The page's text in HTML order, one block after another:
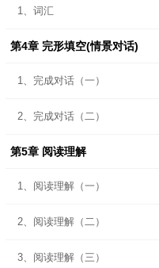
1、词汇
第4章 完形填空(情景对话)
1、完成对话（一）
2、完成对话（二）
第5章 阅读理解
1、阅读理解（一）
2、阅读理解（二）
3、阅读理解（三）